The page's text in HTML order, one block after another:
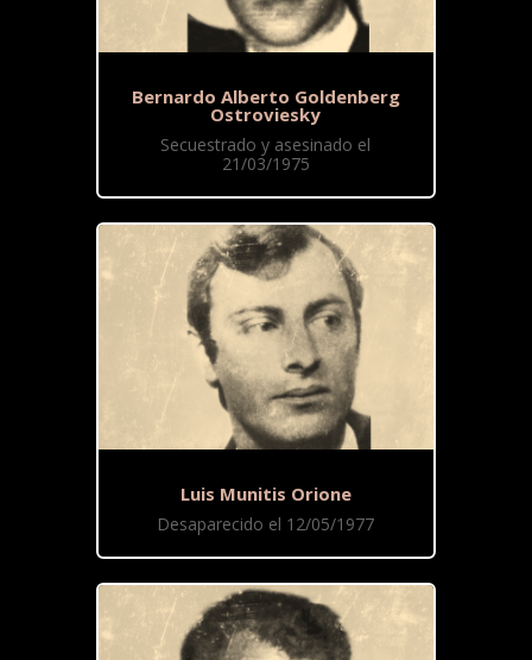
Bernardo Alberto Goldenberg
Ostroviesky
Secuestrado y asesinado el
21/03/1975
Luis Munitis Orione
Desaparecido el 12/05/1977